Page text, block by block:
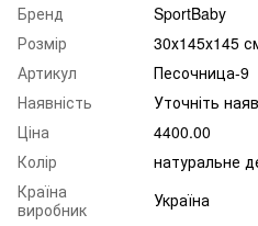
Бренд
SportBaby
Розмір
30х145х145
Артикул
Песочница-9
Наявність
Уточніть
Ціна
4400.00
Колір
натуральне
Країна
виробник
Україна